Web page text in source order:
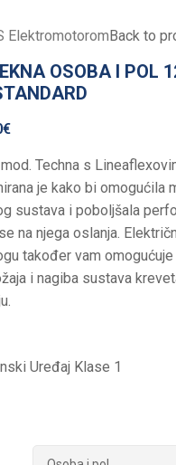
Elektromotorom Back to
OSOBA I POL
€
Techna s
je kako bi omogućila
sustava i poboljšala
na njega oslanja.
također vam
i nagiba sustava
Uređaj Klase 1